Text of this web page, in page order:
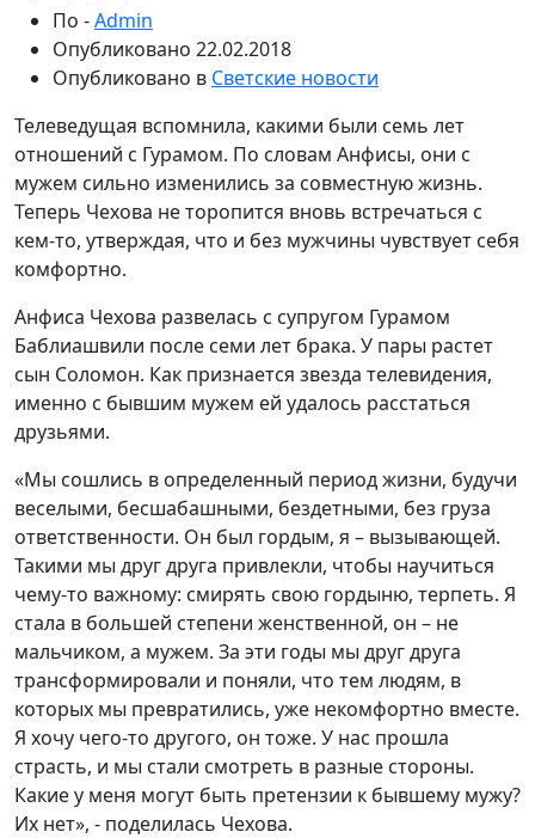
По -Admin
Опубликовано 22.02.2018
Опубликовано в Светские новости
Телеведущая вспомнила, какими были семь лет
отношений с Гурамом. По словам Анфисы, они с
мужем сильно изменились за совместную жизнь.
Теперь Чехова не торопится вновь встречаться с
кем-то, утверждая, что и без мужчины чувствует себя
комфортно.
Анфиса Чехова развелась с супругом Гурамом
Баблиашвили после семи лет брака. У пары растет
сын Соломон. Как признается звезда телевидения,
именно с бывшим мужем ей удалось расстаться
друзьями.
«Мы сошлись в определенный период жизни, будучи
веселыми, бесшабашными, бездетными, без груза
ответственности. Он был гордым, я – вызывающей.
Такими мы друг друга привлекли, чтобы научиться
чему-то важному: смирять свою гордыню, терпеть. Я
стала в большей степени женственной, он – не
мальчиком, а мужем. За эти годы мы друг друга
трансформировали и поняли, что тем людям, в
которых мы превратились, уже некомфортно вместе.
Я хочу чего-то другого, он тоже. У нас прошла
страсть, и мы стали смотреть в разные стороны.
Какие у меня могут быть претензии к бывшему мужу?
Их нет», - поделилась Чехова.